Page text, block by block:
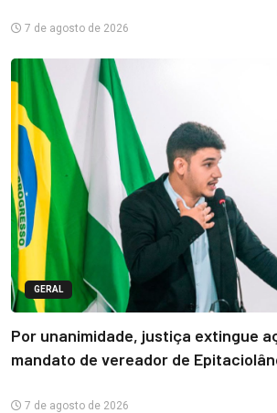
7 de agosto de 2026
GERAL
Por unanimidade, justiça extingue
mandato de vereador de
7 de agosto de 2026